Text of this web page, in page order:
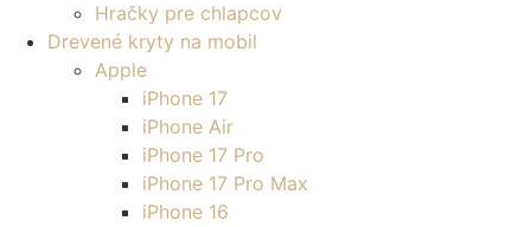
Hračky pre chlapcov
Drevené kryty na mobil
Apple
iPhone 17
iPhone Air
iPhone 17 Pro
iPhone 17 Pro Max
iPhone 16